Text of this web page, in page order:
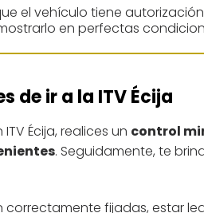
el vehículo tiene
en perfectas
de ir a la ITV Écija
Écija, realices un control
. Seguidamente, te
correctamente fijadas, estar